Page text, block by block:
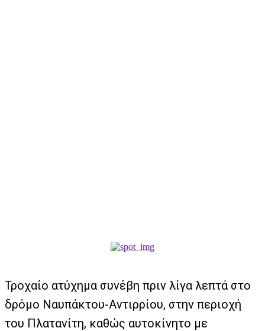
Τροχαίο ατύχημα συνέβη πριν λίγα λεπτά στο
δρόμο Ναυπάκτου-Αντιρρίου, στην περιοχή
του Πλατανίτη, καθώς αυτοκίνητο με